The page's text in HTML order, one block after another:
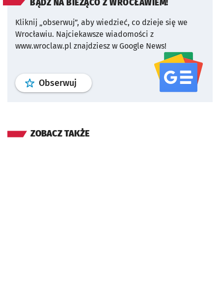
BĄDŹ NA BIEŻĄCO Z WROCŁAWIEM!
Kliknij „obserwuj”, aby wiedzieć, co dzieje się we
Wrocławiu. Najciekawsze wiadomości z
www.wroclaw.pl znajdziesz w Google News!
Obserwuj profil serwisu
ZOBACZ TAKŻE